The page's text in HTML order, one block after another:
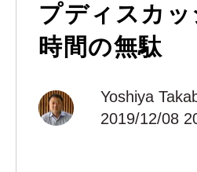
プディスカ
時間の無駄
Yoshiya
2019/12/08